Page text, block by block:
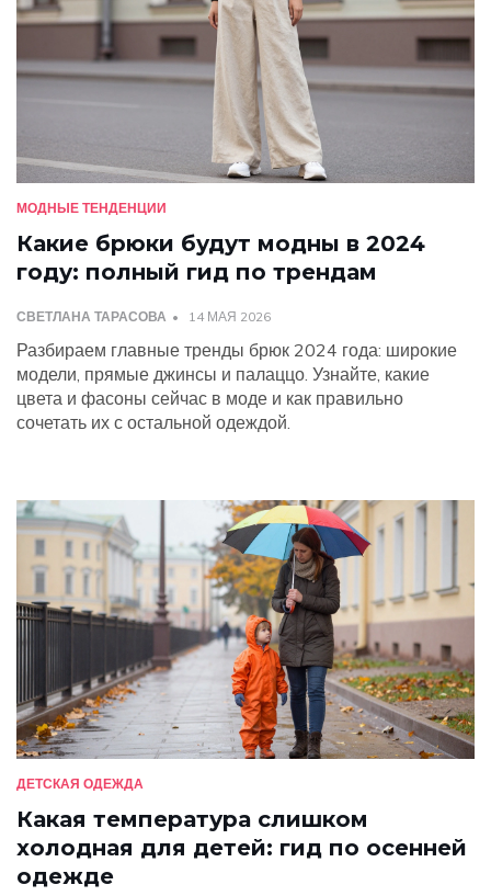
МОДНЫЕ ТЕНДЕНЦИИ
Какие брюки будут модны в 2024
году: полный гид по трендам
СВЕТЛАНА ТАРАСОВА 14 МАЯ 2026
Разбираем главные тренды брюк 2024 года: широкие
модели, прямые джинсы и палаццо. Узнайте, какие
цвета и фасоны сейчас в моде и как правильно
сочетать их с остальной одеждой.
ДЕТСКАЯ ОДЕЖДА
Какая температура слишком
холодная для детей: гид по осенней
одежде